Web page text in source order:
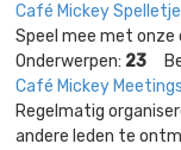
Café Mickey
Speel mee met onze
Onderwerpen: 23
Café Mickey Meetings
Regelmatig
andere leden te